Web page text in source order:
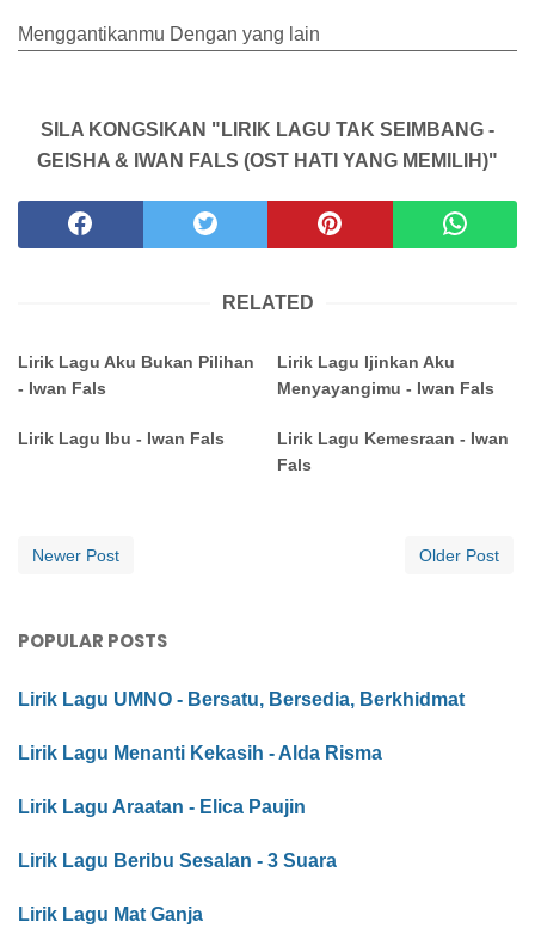
Menggantikanmu Dengan yang lain
SILA KONGSIKAN "LIRIK LAGU TAK SEIMBANG -
GEISHA & IWAN FALS (OST HATI YANG MEMILIH)"
RELATED
Lirik Lagu Aku Bukan Pilihan
- Iwan Fals
Lirik Lagu Ijinkan Aku
Menyayangimu - Iwan Fals
Lirik Lagu Ibu - Iwan Fals
Lirik Lagu Kemesraan - Iwan
Fals
Newer Post Older Post
POPULAR POSTS
Lirik Lagu UMNO - Bersatu, Bersedia, Berkhidmat
Lirik Lagu Menanti Kekasih - Alda Risma
Lirik Lagu Araatan - Elica Paujin
Lirik Lagu Beribu Sesalan - 3 Suara
Lirik Lagu Mat Ganja